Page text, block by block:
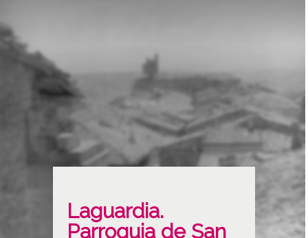
Laguardia.
Parroquia de San